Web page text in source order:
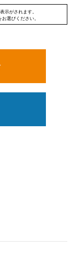
示がされます。
選びください。